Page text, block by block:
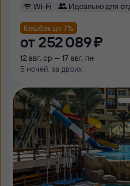
Wi-Fi
Идеально для
Кешбэк до 7%
от 252 ⁠089 ⁠₽
12 авг, ср — 17 авг, пн
5 ночей, за двоих